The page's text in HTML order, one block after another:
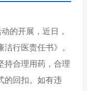
的开展，近日，
行医责任书》。
持合理用药，合理
的回扣。如有违